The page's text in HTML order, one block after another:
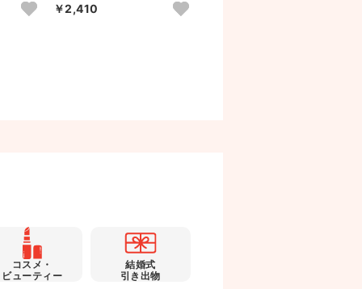
￥2,410
コスメ・
ビューティー
結婚式
引き出物